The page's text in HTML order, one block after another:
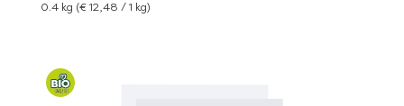
0.4 kg (€ 12,48 / 1 kg)